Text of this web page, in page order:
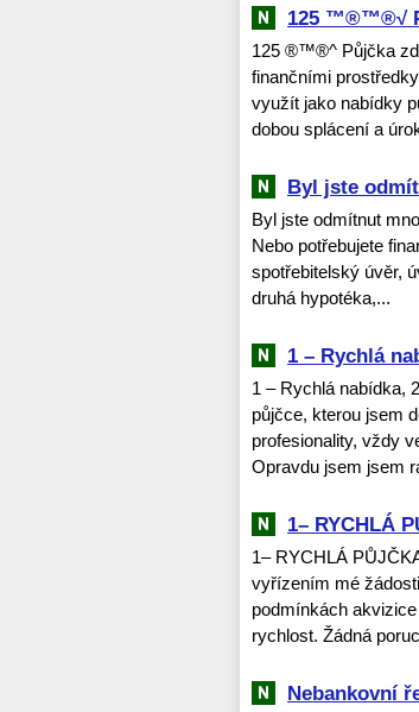
125 ™®™®√
125 ®™®^ Půjčka
finančními
využít jako nabídky
dobou splácení a
Byl jste
Byl jste odmítnut
Nebo potřebujete
spotřebitelský úvěr,
druhá hypotéka,...
1 – Rychlá
1 – Rychlá nabídka,
půjčce, kterou jsem
profesionality, vždy
Opravdu jsem jsem
1– RYCHLÁ
1– RYCHLÁ
vyřízením mé
podmínkách
rychlost. Žádná
Nebankovní